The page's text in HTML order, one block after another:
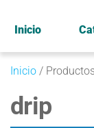
Inicio
Inicio /
drip